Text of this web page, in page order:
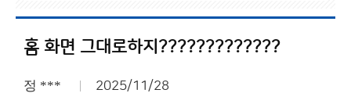
홈 화면 그대로하지?????????????
정 *** 2025/11/28